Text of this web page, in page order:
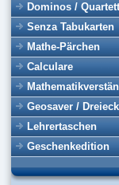
Dominos /
Senza Tabukarten
Mathe-Pärchen
Calculare
Geosaver /
Lehrertaschen
Geschenkedition